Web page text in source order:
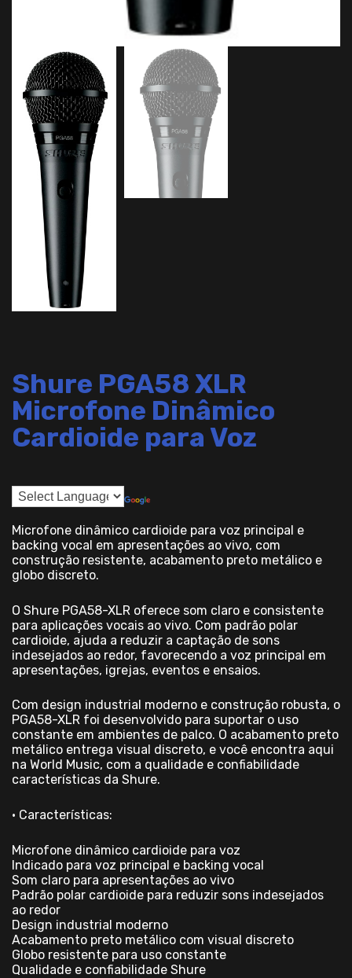
Shure PGA58 XLR
Microfone Dinâmico
Cardioide para Voz
Microfone dinâmico cardioide para voz principal e
backing vocal em apresentações ao vivo, com
construção resistente, acabamento preto metálico e
globo discreto.
O Shure PGA58-XLR oferece som claro e consistente
para aplicações vocais ao vivo. Com padrão polar
cardioide, ajuda a reduzir a captação de sons
indesejados ao redor, favorecendo a voz principal em
apresentações, igrejas, eventos e ensaios.
Com design industrial moderno e construção robusta, o
PGA58-XLR foi desenvolvido para suportar o uso
constante em ambientes de palco. O acabamento preto
metálico entrega visual discreto, e você encontra aqui
na World Music, com a qualidade e confiabilidade
características da Shure.
• Características:
Microfone dinâmico cardioide para voz
Indicado para voz principal e backing vocal
Som claro para apresentações ao vivo
Padrão polar cardioide para reduzir sons indesejados
ao redor
Design industrial moderno
Acabamento preto metálico com visual discreto
Globo resistente para uso constante
Qualidade e confiabilidade Shure